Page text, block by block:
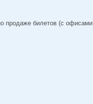
продаже билетов (с офисами